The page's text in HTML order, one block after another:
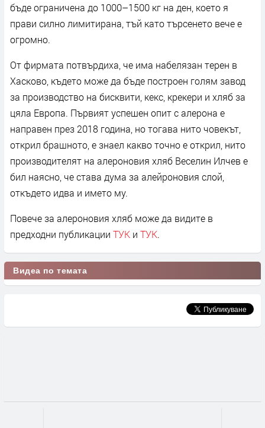
бъде ограничена до 1000–1500 кг на ден, което я
прави силно лимитирана, тъй като търсенето вече е
огромно.
От фирмата потвърдиха, че има набелязан терен в
Хасково, където може да бъде построен голям завод
за производство на бисквити, кекс, крекери и хляб за
цяла Европа. Първият успешен опит с алерона е
направен през 2018 година, но тогава нито човекът,
открил брашното, е знаел какво точно е открил, нито
производителят на алероновия хляб Веселин Илчев е
бил наясно, че става дума за алейроновия слой,
откъдето идва и името му.
Повече за алероновия хляб може да видите в
предходни публикации ТУК и ТУК.
Видеа по темата